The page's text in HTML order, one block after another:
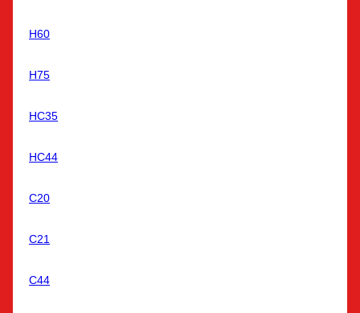
Н60
Н75
НС35
НС44
С20
С21
С44